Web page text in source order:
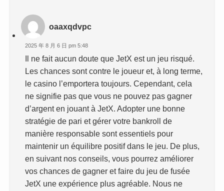
oaaxqdvpc
2025 年 8 月 6 日 pm 5:48
Il ne fait aucun doute que JetX est un jeu risqué.
Les chances sont contre le joueur et, à long terme,
le casino l’emportera toujours. Cependant, cela
ne signifie pas que vous ne pouvez pas gagner
d’argent en jouant à JetX. Adopter une bonne
stratégie de pari et gérer votre bankroll de
manière responsable sont essentiels pour
maintenir un équilibre positif dans le jeu. De plus,
en suivant nos conseils, vous pourrez améliorer
vos chances de gagner et faire du jeu de fusée
JetX une expérience plus agréable. Nous ne